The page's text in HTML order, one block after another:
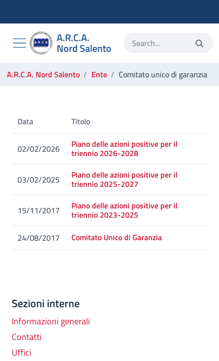
Vai alla ricerca
Vai ai contenuti
Vai al footer
A.R.C.A.
Nord Salento
A.R.C.A. Nord Salento Ente Comitato unico di garanzia
Data Titolo
02/02/2026 Piano delle azioni positive per il
triennio 2026-2028
03/02/2025 Piano delle azioni positive per il
triennio 2025-2027
15/11/2017 Piano delle azioni positive per il
triennio 2023-2025
24/08/2017
Comitato Unico di Garanzia
Sezioni interne
Informazioni generali
Contatti
Uffici